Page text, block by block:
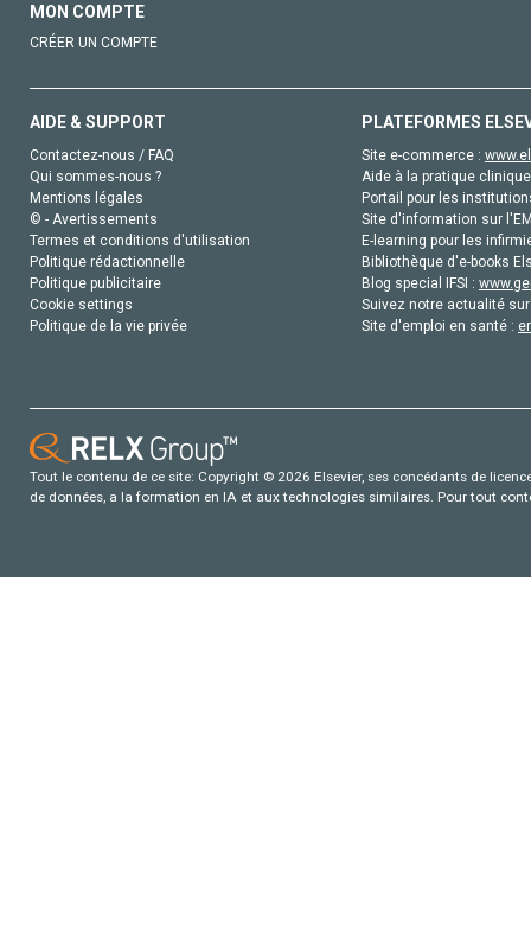
MON COMPTE
CRÉER UN COMPTE
AIDE & SUPPORT
Contactez-nous / FAQ
Qui sommes-nous ?
Mentions légales
© - Avertissements
Termes et conditions d'utilisation
Politique rédactionnelle
Politique publicitaire
Cookie settings
Politique de la vie privée
PLATEFORMES
Site e-commerce :
Aide à la pratique
Portail pour les
Site d'information sur
E-learning pour les
Bibliothèque d'e-books
Blog special IFSI :
Suivez notre actualité
Site d'emploi en santé :
Tout le contenu de ce site: Copyright © 2026 Elsevier, ses concédants de
de données, a la formation en IA et aux technologies similaires. Pour tout